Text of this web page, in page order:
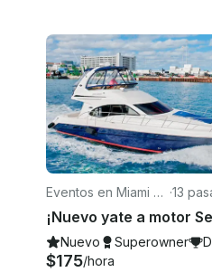
Eventos en Miami Be
ach
·13
Nuevo Superowner
$175/hora